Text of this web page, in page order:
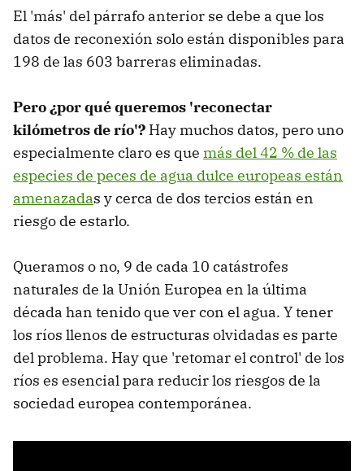
El 'más' del párrafo anterior se debe a que los
datos de reconexión solo están disponibles para
198 de las 603 barreras eliminadas.
Pero ¿por qué queremos 'reconectar
kilómetros de río'? Hay muchos datos, pero uno
especialmente claro es que más del 42 % de las
especies de peces de agua dulce europeas están
amenazadas y cerca de dos tercios están en
riesgo de estarlo.
Queramos o no, 9 de cada 10 catástrofes
naturales de la Unión Europea en la última
década han tenido que ver con el agua. Y tener
los ríos llenos de estructuras olvidadas es parte
del problema. Hay que 'retomar el control' de los
ríos es esencial para reducir los riesgos de la
sociedad europea contemporánea.